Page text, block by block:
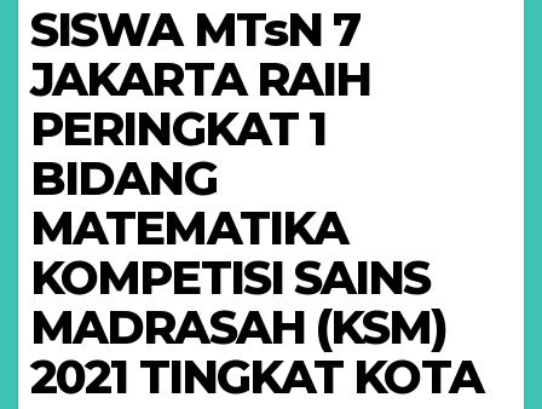
SISWA MTsN 7
JAKARTA RAIH
PERINGKAT 1
BIDANG
MATEMATIKA
KOMPETISI SAINS
MADRASAH (KSM)
2021 TINGKAT KOTA